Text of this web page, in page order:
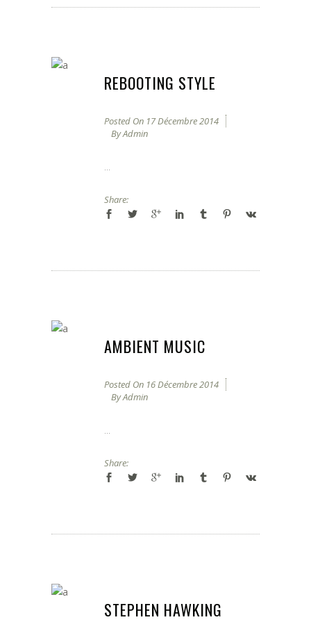
REBOOTING STYLE
Posted On 17 Décembre 2014
ByAdmin
Share:
AMBIENT MUSIC
Posted On 16 Décembre 2014
ByAdmin
Share:
STEPHEN HAWKING